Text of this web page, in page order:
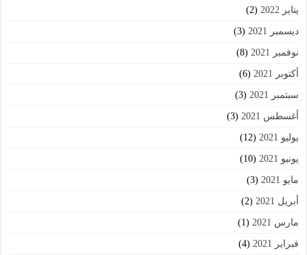
يناير 2022 (2)
ديسمبر 2021 (3)
نوفمبر 2021 (8)
أكتوبر 2021 (6)
سبتمبر 2021 (3)
أغسطس 2021 (3)
يوليو 2021 (12)
يونيو 2021 (10)
مايو 2021 (3)
أبريل 2021 (2)
مارس 2021 (1)
فبراير 2021 (4)